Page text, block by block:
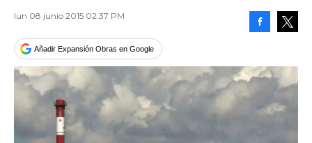
lun 08 junio 2015 02:37 PM
Añadir Expansión Obras en Google